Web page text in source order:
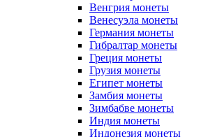
Венгрия монеты
Венесуэла монеты
Германия монеты
Гибралтар монеты
Греция монеты
Грузия монеты
Египет монеты
Замбия монеты
Зимбабве монеты
Индия монеты
Индонезия монеты